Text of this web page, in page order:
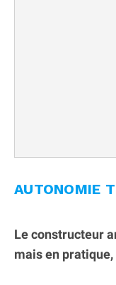
AUTONOMIE
Le constructeur
mais en